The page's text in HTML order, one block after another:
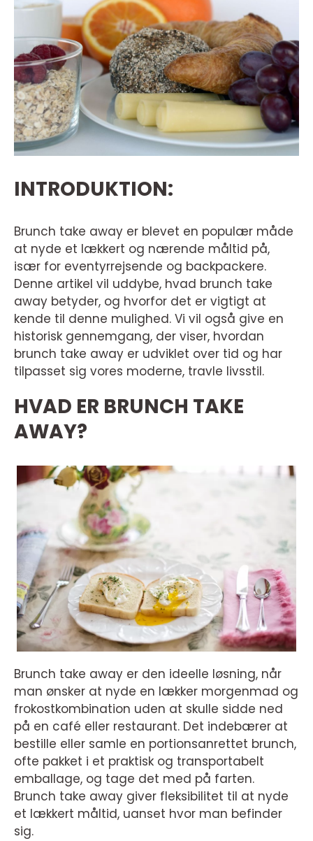
INTRODUKTION:
Brunch take away er blevet en populær måde
at nyde et lækkert og nærende måltid på,
især for eventyrrejsende og backpackere.
Denne artikel vil uddybe, hvad brunch take
away betyder, og hvorfor det er vigtigt at
kende til denne mulighed. Vi vil også give en
historisk gennemgang, der viser, hvordan
brunch take away er udviklet over tid og har
tilpasset sig vores moderne, travle livsstil.
HVAD ER BRUNCH TAKE
AWAY?
Brunch take away er den ideelle løsning, når
man ønsker at nyde en lækker morgenmad og
frokostkombination uden at skulle sidde ned
på en café eller restaurant. Det indebærer at
bestille eller samle en portionsanrettet brunch,
ofte pakket i et praktisk og transportabelt
emballage, og tage det med på farten.
Brunch take away giver fleksibilitet til at nyde
et lækkert måltid, uanset hvor man befinder
sig.